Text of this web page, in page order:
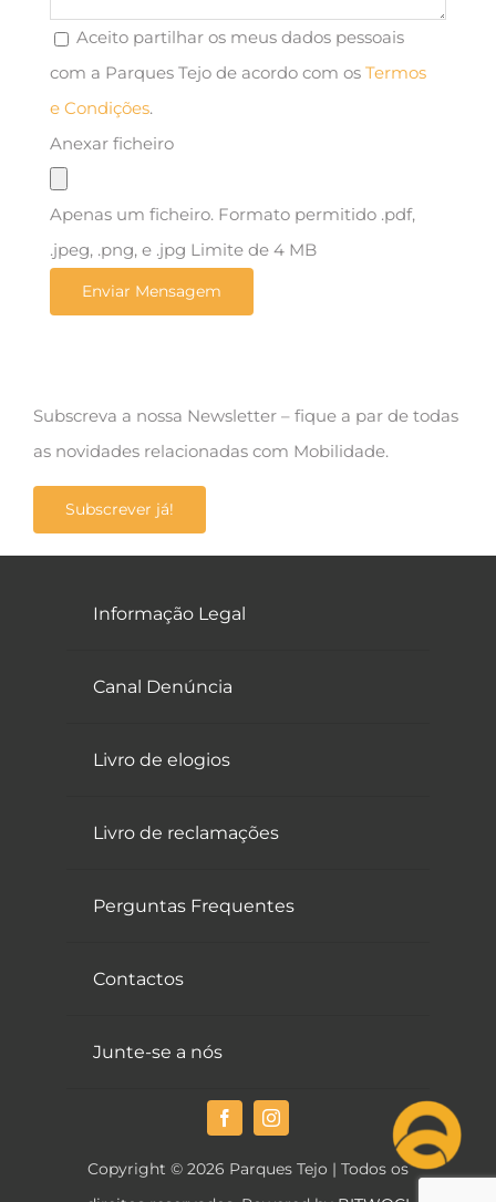
Aceito partilhar os meus dados pessoais
com a Parques Tejo de acordo com os Termos
e Condições.
Anexar ficheiro
Apenas um ficheiro. Formato permitido .pdf,
.jpeg, .png, e .jpg Limite de 4 MB
Subscreva a nossa Newsletter – fique a par de todas
as novidades relacionadas com Mobilidade.
Subscrever já!
Informação Legal
Canal Denúncia
Livro de elogios
Livro de reclamações
Perguntas Frequentes
Contactos
Junte-se a nós
Copyright © 2026 Parques Tejo | Todos os